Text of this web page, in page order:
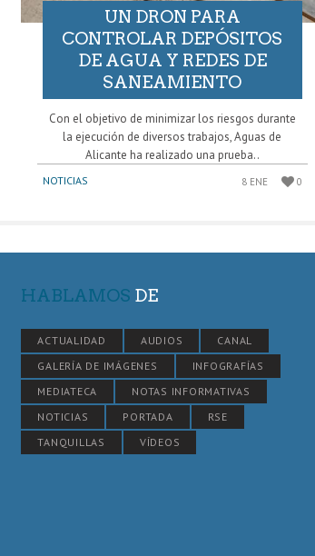
UN DRON PARA
CONTROLAR DEPÓSITOS
DE AGUA Y REDES DE
SANEAMIENTO
Con el objetivo de minimizar los riesgos durante
la ejecución de diversos trabajos, Aguas de
Alicante ha realizado una prueba..
NOTICIAS 8 ENE 0
HABLAMOS DE
ACTUALIDAD AUDIOS
CANAL
GALERÍA DE IMÁGENES
INFOGRAFÍAS
MEDIATECA
NOTAS INFORMATIVAS
NOTICIAS
PORTADA
RSE
TANQUILLAS
VÍDEOS